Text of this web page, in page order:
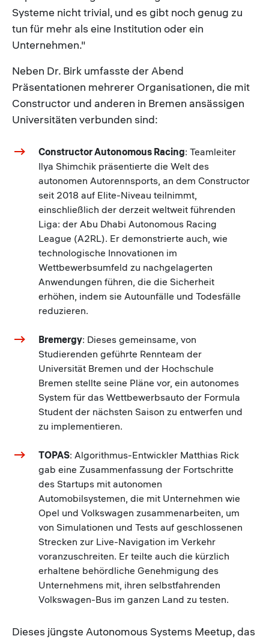
Systeme nicht trivial, und es gibt noch genug zu
tun für mehr als eine Institution oder ein
Unternehmen."
Neben Dr. Birk umfasste der Abend
Präsentationen mehrerer Organisationen, die mit
Constructor und anderen in Bremen ansässigen
Universitäten verbunden sind:
Constructor Autonomous Racing: Teamleiter
Ilya Shimchik präsentierte die Welt des
autonomen Autorennsports, an dem Constructor
seit 2018 auf Elite-Niveau teilnimmt,
einschließlich der derzeit weltweit führenden
Liga: der Abu Dhabi Autonomous Racing
League (A2RL). Er demonstrierte auch, wie
technologische Innovationen im
Wettbewerbsumfeld zu nachgelagerten
Anwendungen führen, die die Sicherheit
erhöhen, indem sie Autounfälle und Todesfälle
reduzieren.
Bremergy: Dieses gemeinsame, von
Studierenden geführte Rennteam der
Universität Bremen und der Hochschule
Bremen stellte seine Pläne vor, ein autonomes
System für das Wettbewerbsauto der Formula
Student der nächsten Saison zu entwerfen und
zu implementieren.
TOPAS: Algorithmus-Entwickler Matthias Rick
gab eine Zusammenfassung der Fortschritte
des Startups mit autonomen
Automobilsystemen, die mit Unternehmen wie
Opel und Volkswagen zusammenarbeiten, um
von Simulationen und Tests auf geschlossenen
Strecken zur Live-Navigation im Verkehr
voranzuschreiten. Er teilte auch die kürzlich
erhaltene behördliche Genehmigung des
Unternehmens mit, ihren selbstfahrenden
Volkswagen-Bus im ganzen Land zu testen.
Dieses jüngste Autonomous Systems Meetup, das